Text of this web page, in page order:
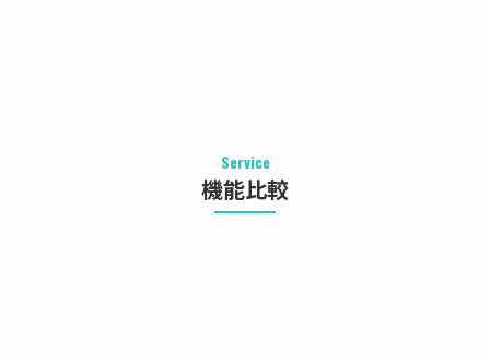
Service
機能比較